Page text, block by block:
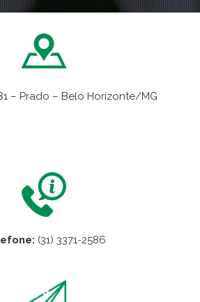
– Prado – Belo Horizonte/MG
(31) 3371-2586